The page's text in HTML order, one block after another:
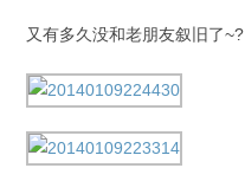
又有多久没和老朋友叙旧了~?